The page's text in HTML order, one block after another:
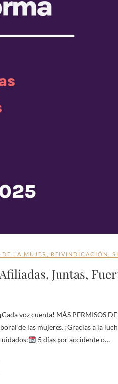
DE LA MUJER REIVINDICACIÓN
Juntas,
voz cuenta! MÁS PERMISOS
de las mujeres. ¡Gracias a la
5 días por accidente o…